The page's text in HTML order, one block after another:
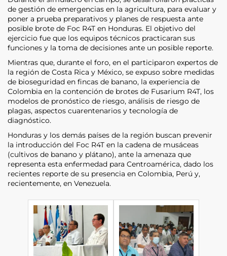
de gestión de emergencias en la agricultura, para evaluar y
poner a prueba preparativos y planes de respuesta ante
posible brote de Foc R4T en Honduras. El objetivo del
ejercicio fue que los equipos técnicos practicaran sus
funciones y la toma de decisiones ante un posible reporte.
Mientras que, durante el foro, en el participaron expertos de
la región de Costa Rica y México, se expuso sobre medidas
de bioseguridad en fincas de banano, la experiencia de
Colombia en la contención de brotes de Fusarium R4T, los
modelos de pronóstico de riesgo, análisis de riesgo de
plagas, aspectos cuarentenarios y tecnología de
diagnóstico.
Honduras y los demás países de la región buscan prevenir
la introducción del Foc R4T en la cadena de musáceas
(cultivos de banano y plátano), ante la amenaza que
representa esta enfermedad para Centroamérica, dado los
recientes reporte de su presencia en Colombia, Perú y,
recientemente, en Venezuela.